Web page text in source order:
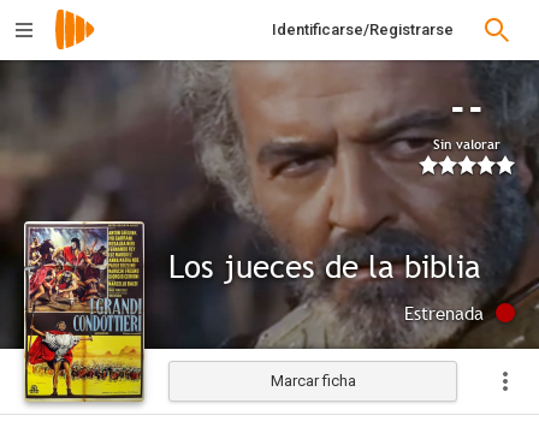
Identificarse/Registrarse
--
Sin valorar
Los jueces de la biblia
Estrenada
Marcar ficha